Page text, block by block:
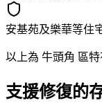
安基苑及樂華等住
以上為 牛頭角 區
支援修復的